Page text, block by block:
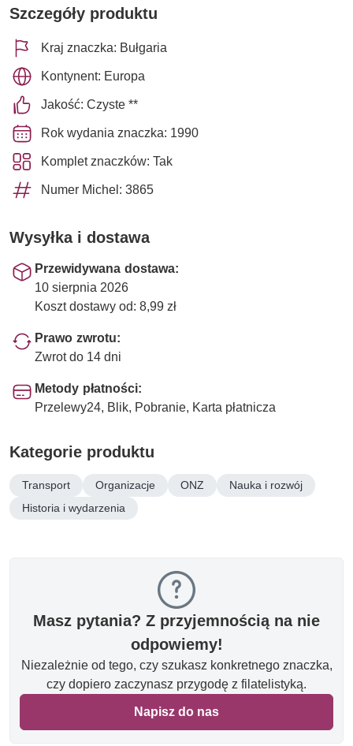
Szczegóły produktu
Kraj znaczka: Bułgaria
Kontynent: Europa
Jakość: Czyste **
Rok wydania znaczka: 1990
Komplet znaczków: Tak
Numer Michel: 3865
Wysyłka i dostawa
Przewidywana dostawa:
10 sierpnia 2026
Koszt dostawy od: 8,99 zł
Prawo zwrotu:
Zwrot do 14 dni
Metody płatności:
Przelewy24, Blik, Pobranie, Karta płatnicza
Kategorie produktu
Transport Organizacje ONZ
Nauka i rozwój
Historia i wydarzenia
Masz pytania? Z przyjemnością na nie
odpowiemy!
Niezależnie od tego, czy szukasz konkretnego znaczka,
czy dopiero zaczynasz przygodę z filatelistyką.
Napisz do nas